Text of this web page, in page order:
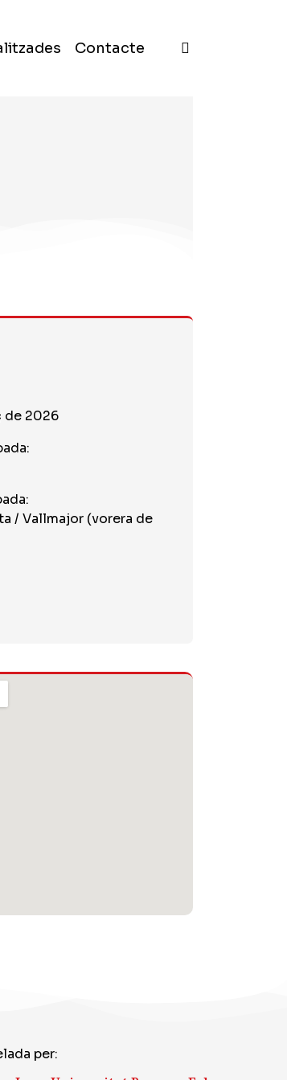
Contacte
de 2026
/ Vallmajor (vorera de
per: